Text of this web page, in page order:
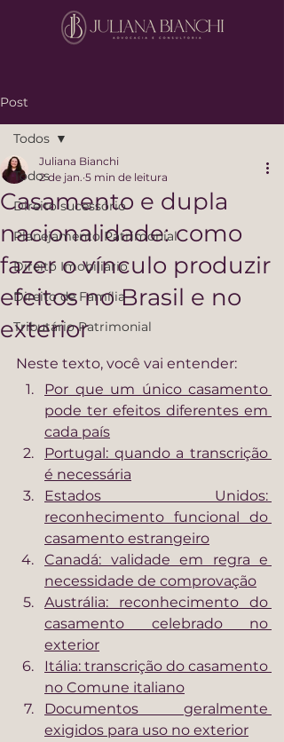
Post
Todos
Direito sucessório
Planejamento Patrimonial
Direito Imobiliário
Direito de Família
Tributário Patrimonial
Todos
Casamento e dupla
nacionalidade: como
fazer o vínculo produzir
efeitos no Brasil e no
exterior
Juliana Bianchi
2 de jan. 5 min de leitura
Neste texto, você vai entender:
Por que um único casamento
pode ter efeitos diferentes em
cada país
Portugal: quando a transcrição
é necessária
Estados Unidos:
reconhecimento funcional do
casamento estrangeiro
Canadá: validade em regra e
necessidade de comprovação
Austrália: reconhecimento do
casamento celebrado no
exterior
Itália: transcrição do casamento
no Comune italiano
Documentos geralmente
exigidos para uso no exterior